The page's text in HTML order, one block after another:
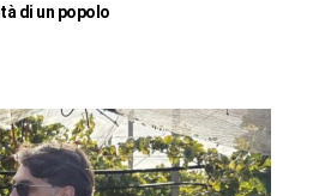
di un popolo